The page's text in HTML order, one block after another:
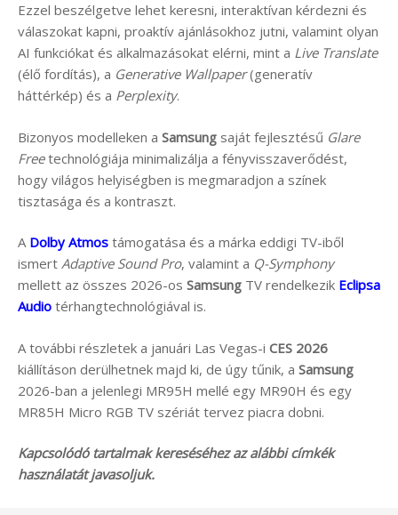
Ezzel beszélgetve lehet keresni, interaktívan kérdezni és
válaszokat kapni, proaktív ajánlásokhoz jutni, valamint olyan
AI funkciókat és alkalmazásokat elérni, mint a Live Translate
(élő fordítás), a Generative Wallpaper(generatív
háttérkép) és a Perplexity.
Bizonyos modelleken a Samsung saját fejlesztésű Glare
Freetechnológiája minimalizálja a fényvisszaverődést,
hogy világos helyiségben is megmaradjon a színek
tisztasága és a kontraszt.
A Dolby Atmos támogatása és a márka eddigi TV-iből
ismert Adaptive Sound Pro, valamint a Q-Symphony
mellett az összes 2026-os Samsung TV rendelkezik Eclipsa
Audio térhangtechnológiával is.
A további részletek a januári Las Vegas-i CES 2026
kiállításon derülhetnek majd ki, de úgy tűnik, a Samsung
2026-ban a jelenlegi MR95H mellé egy MR90H és egy
MR85H Micro RGB TV szériát tervez piacra dobni.
Kapcsolódó tartalmak kereséséhez az alábbi címkék
használatát javasoljuk.